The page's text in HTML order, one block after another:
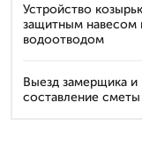
Устройство
защитным навесом
водоотводом
Выезд замерщика и
составление